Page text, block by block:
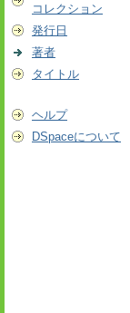
コレクション
発行日
著者
タイトル
ヘルプ
DSpaceについて